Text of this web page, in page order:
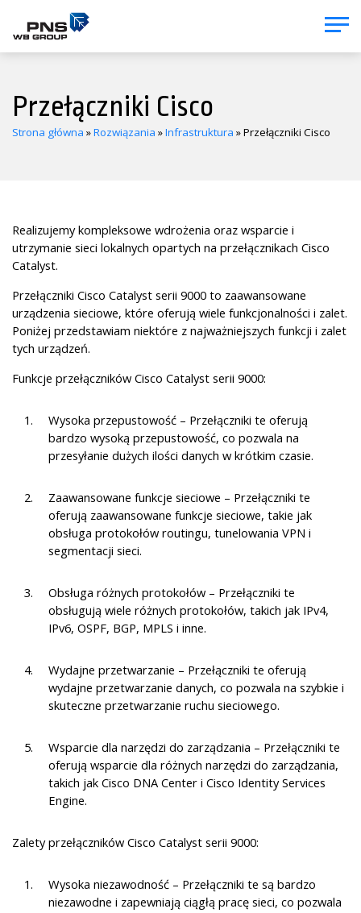
Przełączniki Cisco
Strona główna »Rozwiązania »Infrastruktura »Przełączniki Cisco
Realizujemy kompleksowe wdrożenia oraz wsparcie i
utrzymanie sieci lokalnych opartych na przełącznikach Cisco
Catalyst.
Przełączniki Cisco Catalyst serii 9000 to zaawansowane
urządzenia sieciowe, które oferują wiele funkcjonalności i zalet.
Poniżej przedstawiam niektóre z najważniejszych funkcji i zalet
tych urządzeń.
Funkcje przełączników Cisco Catalyst serii 9000:
Wysoka przepustowość – Przełączniki te oferują
bardzo wysoką przepustowość, co pozwala na
przesyłanie dużych ilości danych w krótkim czasie.
Zaawansowane funkcje sieciowe – Przełączniki te
oferują zaawansowane funkcje sieciowe, takie jak
obsługa protokołów routingu, tunelowania VPN i
segmentacji sieci.
Obsługa różnych protokołów – Przełączniki te
obsługują wiele różnych protokołów, takich jak IPv4,
IPv6, OSPF, BGP, MPLS i inne.
Wydajne przetwarzanie – Przełączniki te oferują
wydajne przetwarzanie danych, co pozwala na szybkie i
skuteczne przetwarzanie ruchu sieciowego.
Wsparcie dla narzędzi do zarządzania – Przełączniki te
oferują wsparcie dla różnych narzędzi do zarządzania,
takich jak Cisco DNA Center i Cisco Identity Services
Engine.
Zalety przełączników Cisco Catalyst serii 9000:
Wysoka niezawodność – Przełączniki te są bardzo
niezawodne i zapewniają ciągłą pracę sieci, co pozwala